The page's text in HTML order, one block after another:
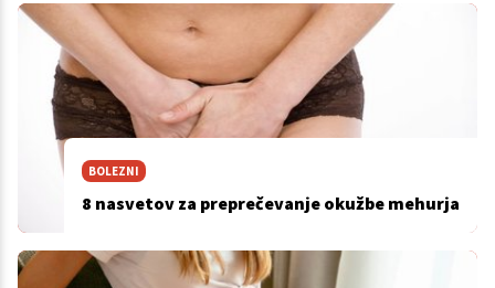
BOLEZNI
8 nasvetov za preprečevanje okužbe mehurja